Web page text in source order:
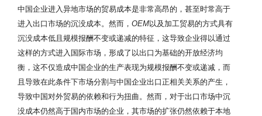
中国企业进入异地市场的贸易成本是非常高昂的，甚至时常高于
进入出口市场的沉没成本。然而，OEM以及加工贸易的方式具有
沉没成本低且规模报酬不变或递减的特征，这导致企业得以通过
这样的方式进入国际市场，形成了以出口为基础的开放经济均
衡，这不仅造成中国企业的生产表现为规模报酬不变或递减，而
且导致在此条件下市场分割与中国企业出口正相关关系的产生，
导致中国对外贸易的依赖和行为扭曲。然而，对于出口市场中沉
没成本仍然高于国内市场的企业，其市场的扩张仍然依赖于本地